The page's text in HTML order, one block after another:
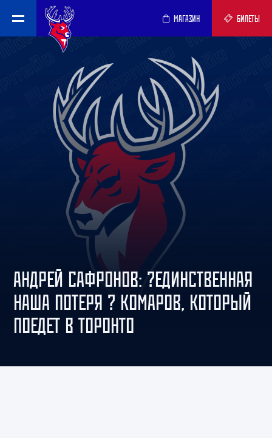
МАГАЗИН БИЛЕТЫ
АНДРЕЙ САФРОНОВ: ?ЕДИНСТВЕННАЯ
НАША ПОТЕРЯ ? КОМАРОВ, КОТОРЫЙ
ПОЕДЕТ В ТОРОНТО